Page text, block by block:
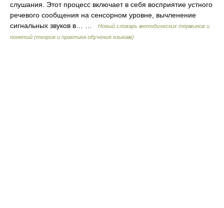
слушания. Этот процесс включает в себя восприятие устного
речевого сообщения на сенсорном уровне, вычленение
сигнальных звуков в… …
Новый словарь методических терминов и
понятий (теория и практика обучения языкам)